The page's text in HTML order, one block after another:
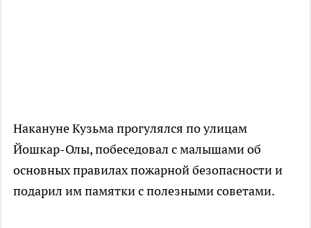
Накануне Кузьма прогулялся по улицам
Йошкар-Олы, побеседовал с малышами об
основных правилах пожарной безопасности и
подарил им памятки с полезными советами.